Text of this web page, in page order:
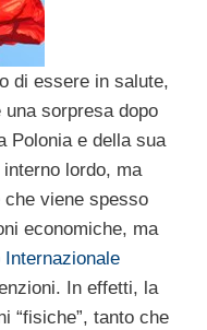
di essere in salute,
sorpresa dopo
Polonia e della sua
lordo, ma
che viene spesso
economiche, ma
Internazionale
In effetti, la
“fisiche”, tanto che